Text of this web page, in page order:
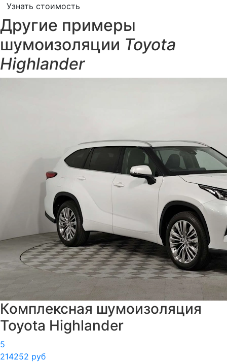
Узнать стоимость
Другие примеры
шумоизоляции Toyota
Highlander
Комплексная шумоизоляция
Toyota Highlander
5
214252 руб